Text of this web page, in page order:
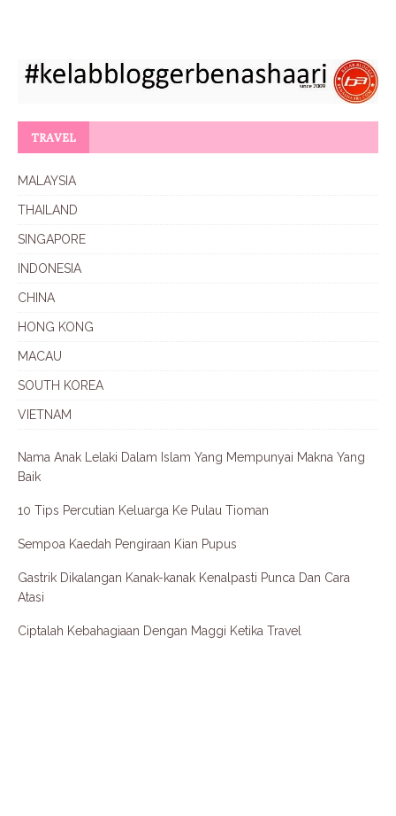
TRAVEL
MALAYSIA
THAILAND
SINGAPORE
INDONESIA
CHINA
HONG KONG
MACAU
SOUTH KOREA
VIETNAM
Nama Anak Lelaki Dalam Islam Yang Mempunyai Makna Yang
Baik
10 Tips Percutian Keluarga Ke Pulau Tioman
Sempoa Kaedah Pengiraan Kian Pupus
Gastrik Dikalangan Kanak-kanak Kenalpasti Punca Dan Cara
Atasi
Ciptalah Kebahagiaan Dengan Maggi Ketika Travel